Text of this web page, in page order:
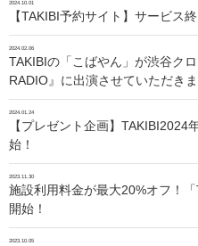
2024.10.01
【TAKIBI予約サイト】サービス
2024.02.06
TAKIBIの「こばやん」が渋谷ク
RADIO』に出演させていただき
2024.01.24
【プレゼント企画】TAKIBI2024
始！
2023.11.30
施設利用料金が最大20%オフ！
開始！
2023.10.05